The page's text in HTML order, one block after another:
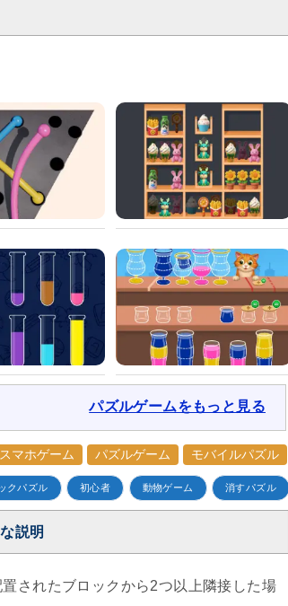
パズルゲームをもっと見る
スマホゲーム パズルゲーム モバイルパズル
クパズル 初心者 動物ゲーム 消すパズル
説明
置されたブロックから2つ以上隣接した場